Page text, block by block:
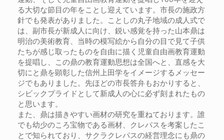
る大切な節目の年をことし迎えています。市長の施政方
針でも発表がありました。ことしの丸子地域の成人式で
は、副市長が新成人に向け、鋭い感覚を持った山本鼎は
明治の美術教育、当時の模写絵から自分の目で見て子供
たちが感じ取ったものを自由に描く児童自由画教育運動
を提唱し、この鼎の教育運動思想は全国へと、直感を大
切にと鼎を顕彰した信州上田学をイメージするメッセー
ジでもありました。先ほどの市長答弁もおかりすると、
シビックプライドとして新成人の心に必ず刻まれたもの
と思います。
また、鼎は描きやすい画材の研究を重ねております。誰
でも幼少のころ宝物である画材、クレパスを考案したこ
とで知られており、サクラクレパスの経営理念にも鼎の